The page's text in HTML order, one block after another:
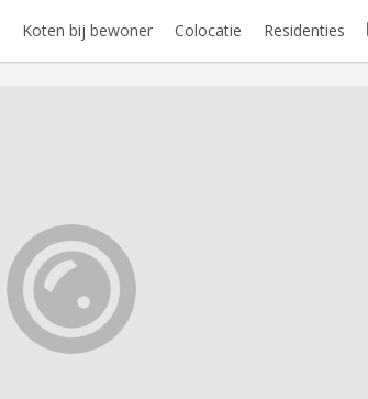
Koten bij bewoner Colocatie Residenties